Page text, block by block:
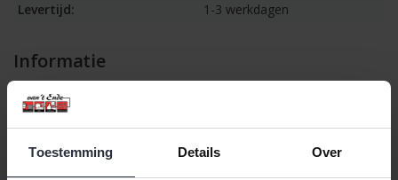
Toestemming Details Over
Levertijd:
1-3 werkdagen
Informatie
Aspergepan Ø16 cm met glazen deksel
Deze aspergepan van het merk Exelent Houseware heeft een